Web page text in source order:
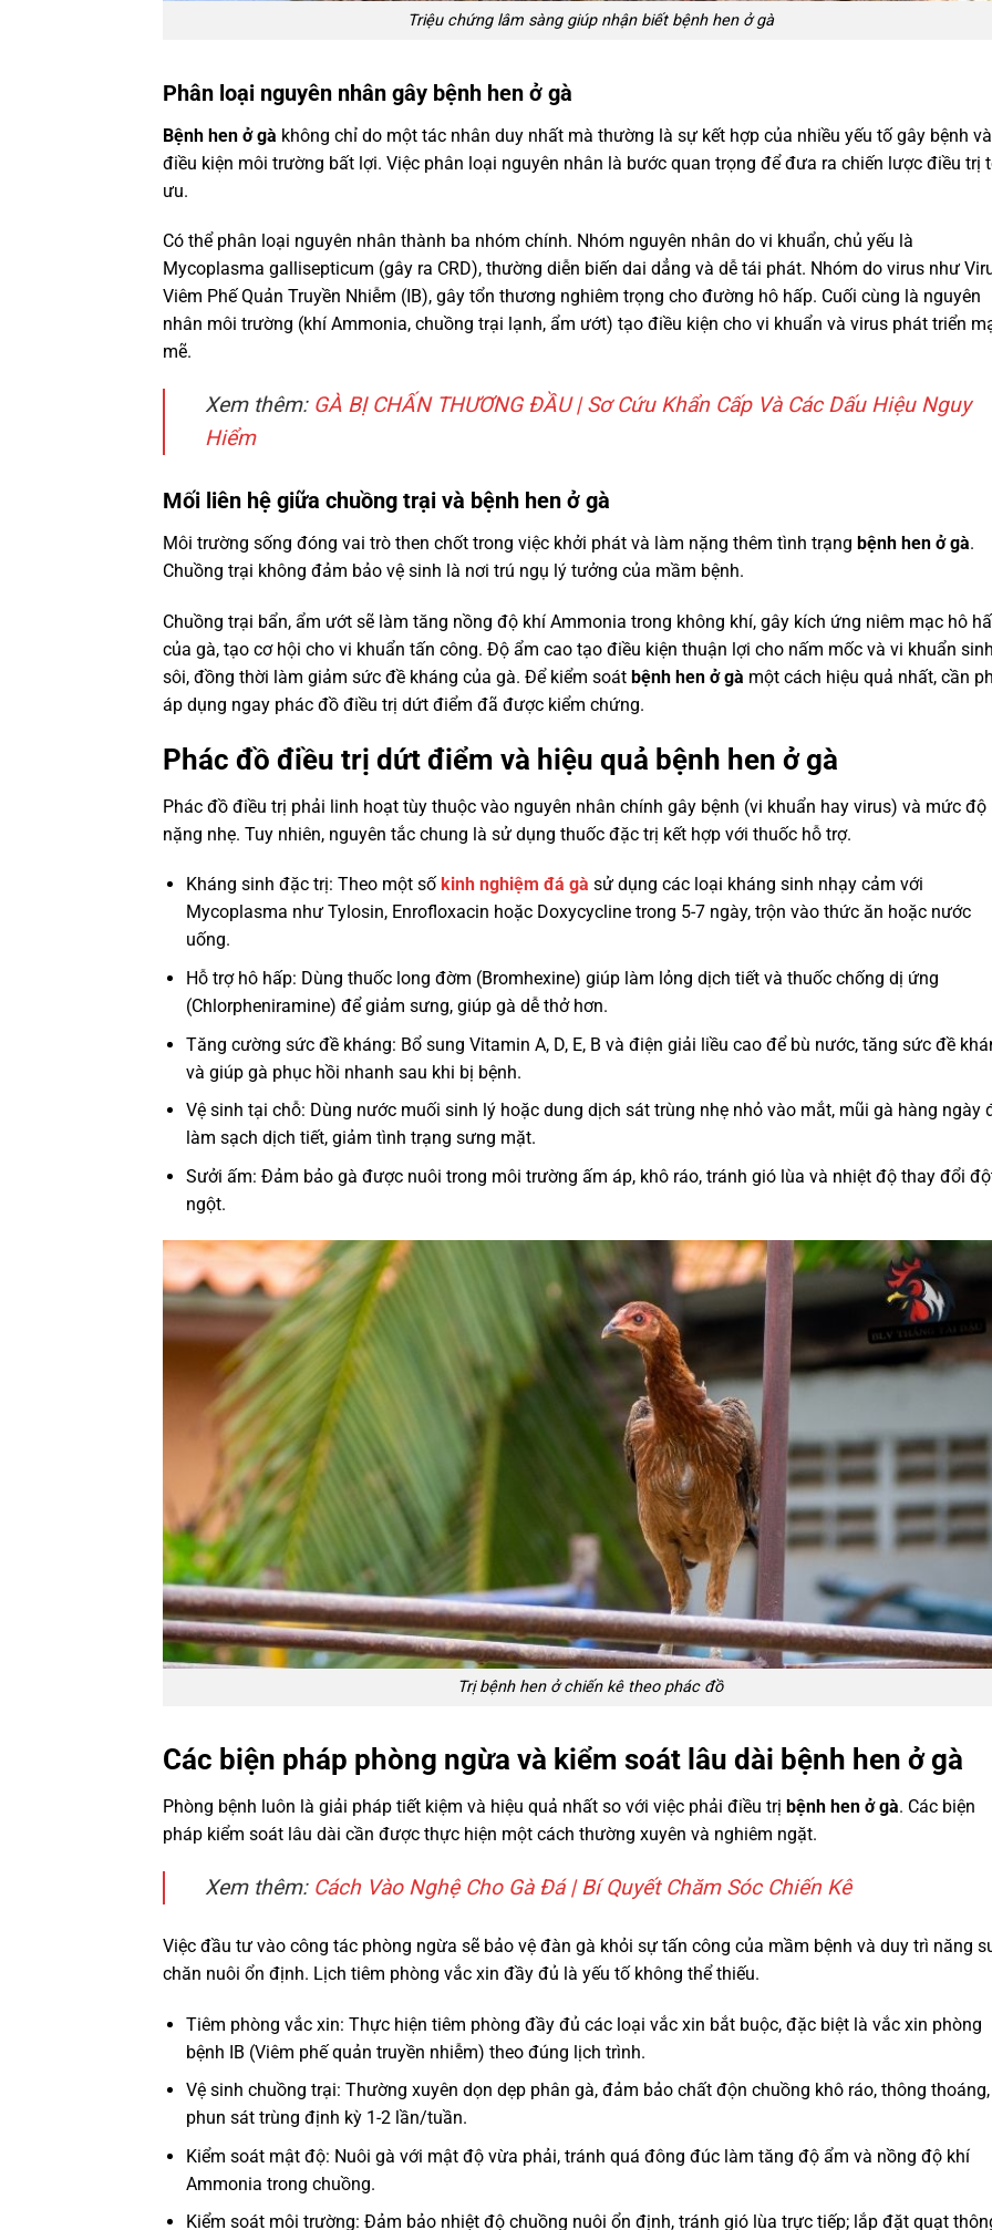
Triệu chứng lâm sàng giúp nhận biết bệnh hen ở gà
Phân loại nguyên nhân gây bệnh hen ở gà
Bệnh hen ở gà không chỉ do một tác nhân duy nhất mà thường là sự kết hợp của nhiều yếu tố gây bệnh và
điều kiện môi trường bất lợi. Việc phân loại nguyên nhân là bước quan trọng để đưa ra chiến lược điều trị
ưu.
Có thể phân loại nguyên nhân thành ba nhóm chính. Nhóm nguyên nhân do vi khuẩn, chủ yếu là
Mycoplasma gallisepticum (gây ra CRD), thường diễn biến dai dẳng và dễ tái phát. Nhóm do virus như
Viêm Phế Quản Truyền Nhiễm (IB), gây tổn thương nghiêm trọng cho đường hô hấp. Cuối cùng là nguyên
nhân môi trường (khí Ammonia, chuồng trại lạnh, ẩm ướt) tạo điều kiện cho vi khuẩn và virus phát triển
mẽ.
Xem thêm: GÀ BỊ CHẤN THƯƠNG ĐẦU | Sơ Cứu Khẩn Cấp Và Các Dấu Hiệu Nguy
Hiểm
Mối liên hệ giữa chuồng trại và bệnh hen ở gà
Môi trường sống đóng vai trò then chốt trong việc khởi phát và làm nặng thêm tình trạng bệnh hen ở gà.
Chuồng trại không đảm bảo vệ sinh là nơi trú ngụ lý tưởng của mầm bệnh.
Chuồng trại bẩn, ẩm ướt sẽ làm tăng nồng độ khí Ammonia trong không khí, gây kích ứng niêm mạc hô
của gà, tạo cơ hội cho vi khuẩn tấn công. Độ ẩm cao tạo điều kiện thuận lợi cho nấm mốc và vi khuẩn
sôi, đồng thời làm giảm sức đề kháng của gà. Để kiểm soát bệnh hen ở gà một cách hiệu quả nhất, cần
áp dụng ngay phác đồ điều trị dứt điểm đã được kiểm chứng.
Phác đồ điều trị dứt điểm và hiệu quả bệnh hen ở gà
Phác đồ điều trị phải linh hoạt tùy thuộc vào nguyên nhân chính gây bệnh (vi khuẩn hay virus) và mức độ
nặng nhẹ. Tuy nhiên, nguyên tắc chung là sử dụng thuốc đặc trị kết hợp với thuốc hỗ trợ.
Kháng sinh đặc trị: Theo một số kinh nghiệm đá gà sử dụng các loại kháng sinh nhạy cảm với
Mycoplasma như Tylosin, Enrofloxacin hoặc Doxycycline trong 5-7 ngày, trộn vào thức ăn hoặc nước
uống.
Hỗ trợ hô hấp: Dùng thuốc long đờm (Bromhexine) giúp làm lỏng dịch tiết và thuốc chống dị ứng
(Chlorpheniramine) để giảm sưng, giúp gà dễ thở hơn.
Tăng cường sức đề kháng: Bổ sung Vitamin A, D, E, B và điện giải liều cao để bù nước, tăng sức đề
và giúp gà phục hồi nhanh sau khi bị bệnh.
Vệ sinh tại chỗ: Dùng nước muối sinh lý hoặc dung dịch sát trùng nhẹ nhỏ vào mắt, mũi gà hàng ngày
làm sạch dịch tiết, giảm tình trạng sưng mặt.
Sưởi ấm: Đảm bảo gà được nuôi trong môi trường ấm áp, khô ráo, tránh gió lùa và nhiệt độ thay đổi
ngột.
Trị bệnh hen ở chiến kê theo phác đồ
Các biện pháp phòng ngừa và kiểm soát lâu dài bệnh hen ở gà
Phòng bệnh luôn là giải pháp tiết kiệm và hiệu quả nhất so với việc phải điều trị bệnh hen ở gà. Các biện
pháp kiểm soát lâu dài cần được thực hiện một cách thường xuyên và nghiêm ngặt.
Xem thêm: Cách Vào Nghệ Cho Gà Đá | Bí Quyết Chăm Sóc Chiến Kê
Việc đầu tư vào công tác phòng ngừa sẽ bảo vệ đàn gà khỏi sự tấn công của mầm bệnh và duy trì năng
chăn nuôi ổn định. Lịch tiêm phòng vắc xin đầy đủ là yếu tố không thể thiếu.
Tiêm phòng vắc xin: Thực hiện tiêm phòng đầy đủ các loại vắc xin bắt buộc, đặc biệt là vắc xin phòng
bệnh IB (Viêm phế quản truyền nhiễm) theo đúng lịch trình.
Vệ sinh chuồng trại: Thường xuyên dọn dẹp phân gà, đảm bảo chất độn chuồng khô ráo, thông
phun sát trùng định kỳ 1-2 lần/tuần.
Kiểm soát mật độ: Nuôi gà với mật độ vừa phải, tránh quá đông đúc làm tăng độ ẩm và nồng độ khí
Ammonia trong chuồng.
Kiểm soát môi trường: Đảm bảo nhiệt độ chuồng nuôi ổn định, tránh gió lùa trực tiếp; lắp đặt quạt